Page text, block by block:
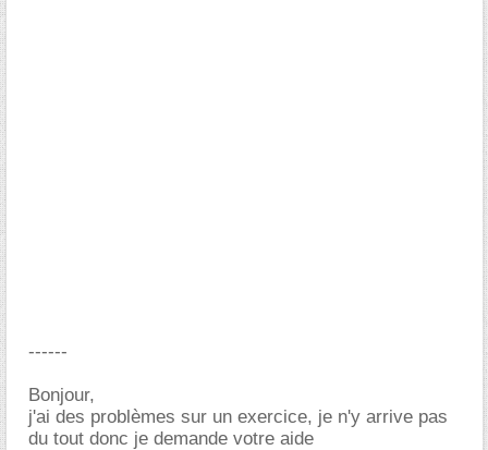
------
Bonjour,
j'ai des problèmes sur un exercice, je n'y arrive pas
du tout donc je demande votre aide